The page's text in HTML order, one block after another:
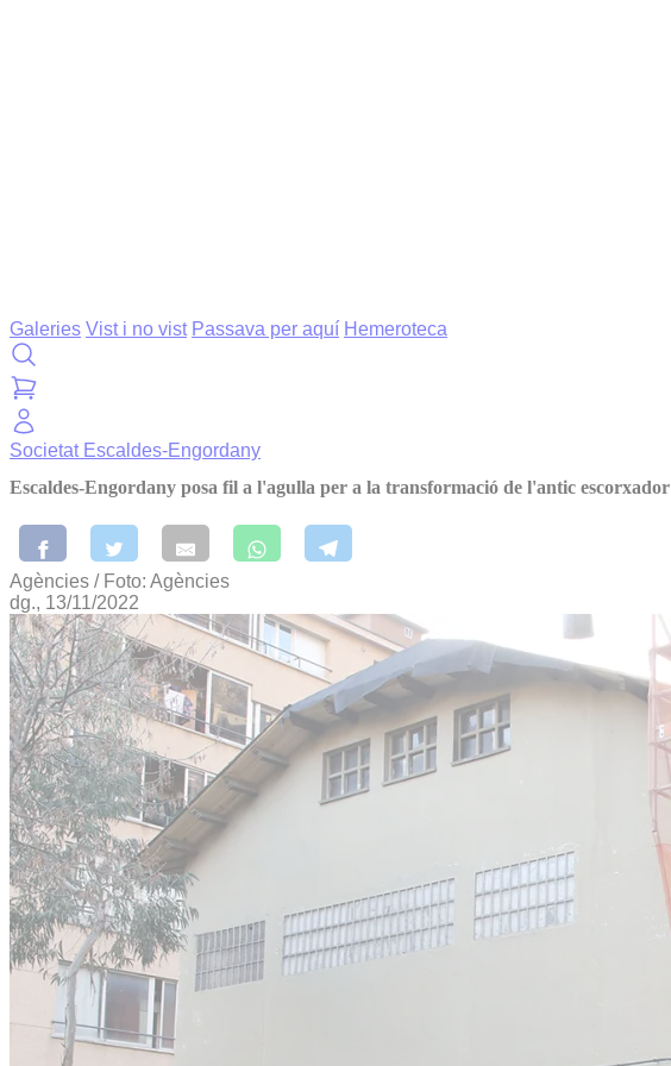
Galeries Vist i no vist Passava per aquí Hemeroteca
Societat Escaldes-Engordany
Escaldes-Engordany posa fil a l'agulla per a la transformació de l'antic escorxador
Agències / Foto: Agències
dg., 13/11/2022